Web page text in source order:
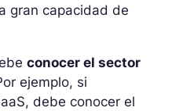
gran capacidad de
conocer el sector
ejemplo, si
debe conocer el